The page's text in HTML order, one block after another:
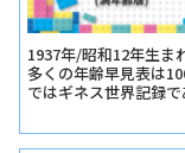
1937年/昭和12年生ま
多くの年齢早見表は
ではギネス世界記録